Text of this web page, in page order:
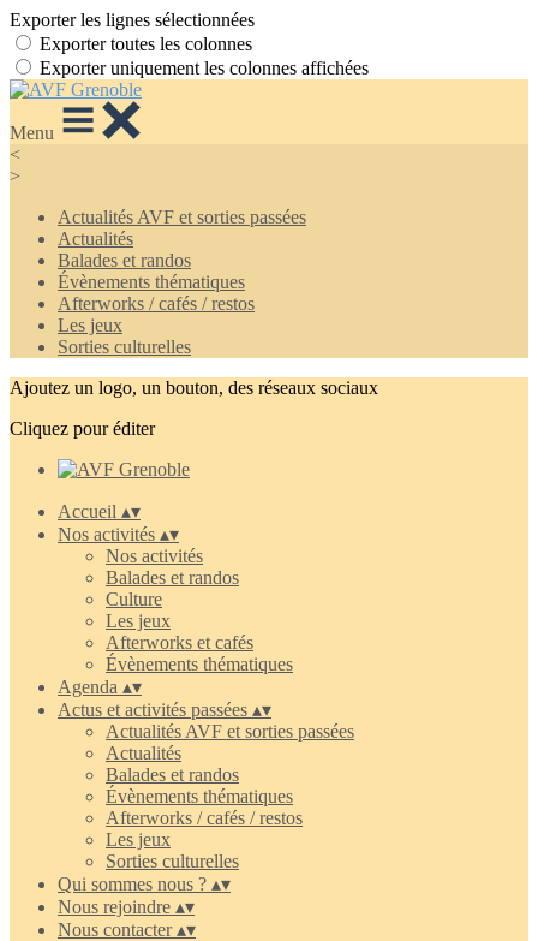
Exporter les lignes sélectionnées
Exporter toutes les colonnes
Exporter uniquement les colonnes affichées
Menu
<
>
Actualités AVF et sorties passées
Actualités
Balades et randos
Évènements thématiques
Afterworks / cafés / restos
Les jeux
Sorties culturelles
Ajoutez un logo, un bouton, des réseaux sociaux
Cliquez pour éditer
Accueil ▴▾
Nos activités ▴▾
Nos activités
Balades et randos
Culture
Les jeux
Afterworks et cafés
Évènements thématiques
Agenda ▴▾
Actus et activités passées ▴▾
Actualités AVF et sorties passées
Actualités
Balades et randos
Évènements thématiques
Afterworks / cafés / restos
Les jeux
Sorties culturelles
Qui sommes nous ? ▴▾
Nous rejoindre ▴▾
Nous contacter▴▾